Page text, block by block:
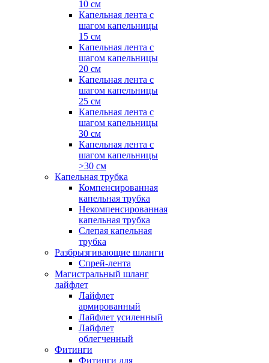
10 см
Капельная лента с
шагом капельницы
15 см
Капельная лента с
шагом капельницы
20 см
Капельная лента с
шагом капельницы
25 см
Капельная лента с
шагом капельницы
30 см
Капельная лента с
шагом капельницы
>30 см
Капельная трубка
Компенсированная
капельная трубка
Некомпенсированная
капельная трубка
Слепая капельная
трубка
Разбрызгивающие шланги
Спрей-лента
Магистральный шланг
лайфлет
Лайфлет
армированный
Лайфлет усиленный
Лайфлет
облегченный
Фитинги
Фитинги для